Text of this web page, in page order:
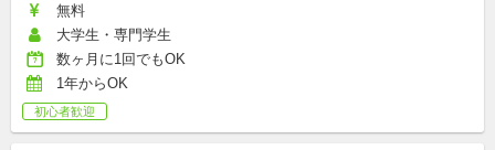
無料
大学生・専門学生
数ヶ月に1回でもOK
1年からOK
初心者歓迎